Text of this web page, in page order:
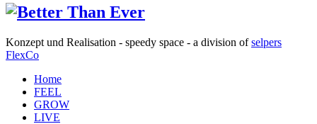
Konzept und Realisation - speedy space - a division ofselpers
FlexCo
Home
FEEL
GROW
LIVE